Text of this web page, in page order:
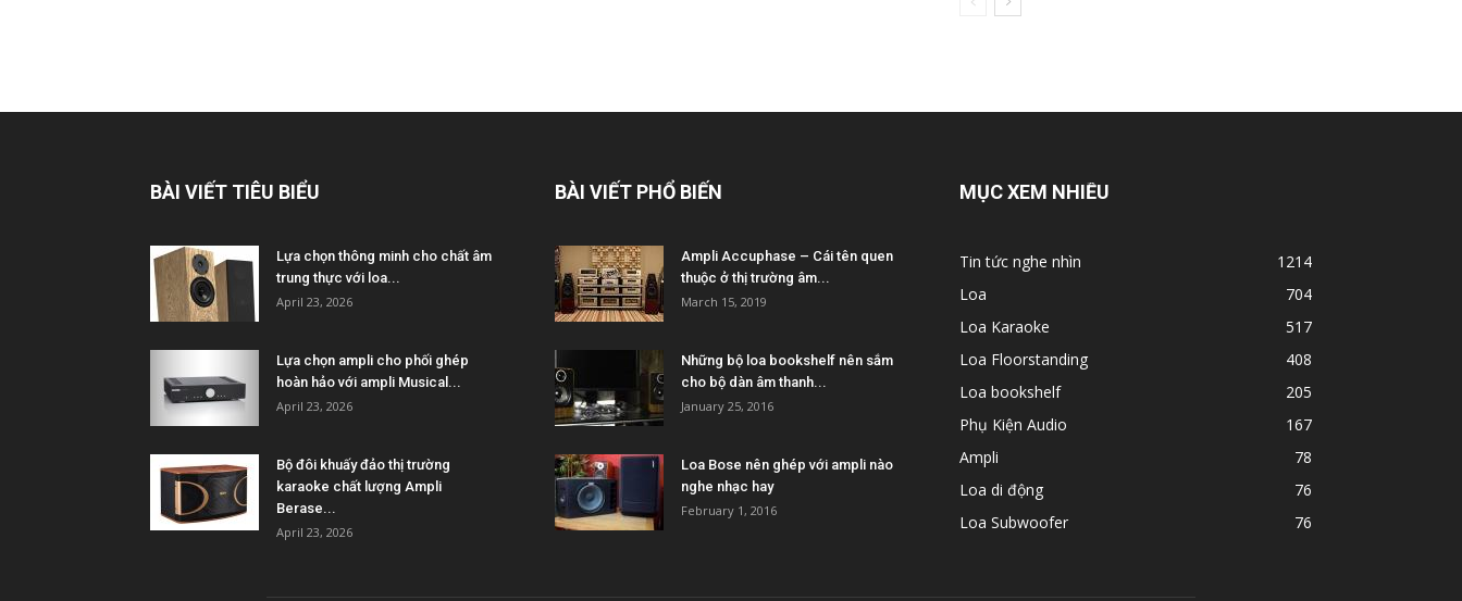
BÀI VIẾT TIÊU BIỂU
Lựa chọn thông minh cho chất âm
trung thực với loa...
April 23, 2026
Lựa chọn ampli cho phối ghép
hoàn hảo với ampli Musical...
April 23, 2026
Bộ đôi khuấy đảo thị trường
karaoke chất lượng Ampli
Berase...
April 23, 2026
BÀI VIẾT PHỔ BIẾN
Ampli Accuphase – Cái tên quen
thuộc ở thị trường âm...
March 15, 2019
Những bộ loa bookshelf nên sắm
cho bộ dàn âm thanh...
January 25, 2016
Loa Bose nên ghép với ampli nào
nghe nhạc hay
February 1, 2016
MỤC XEM NHIỀU
Tin tức nghe nhìn
1214
Loa
704
Loa Karaoke
517
Loa Floorstanding
408
Loa bookshelf
205
Phụ Kiện Audio
167
Ampli
78
Loa di động
76
Loa Subwoofer
76